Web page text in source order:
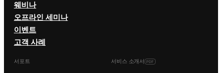
웨비나
오프라인 세미나
이벤트
고객 사례
서포트 서비스 소개서